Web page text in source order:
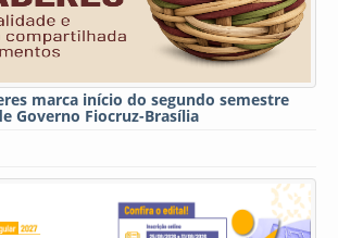
marca início do segundo semestre
Governo Fiocruz-Brasília